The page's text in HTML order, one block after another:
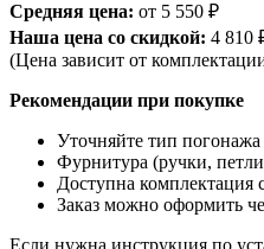
Средняя цена: от 5 550 ₽
Наша цена со скидкой: 4 810
(Цена зависит от
Рекомендации при покупке
Уточняйте тип
Фурнитура (ручки,
Доступна комплектация
Заказ можно оформить
Если нужна инструкция по